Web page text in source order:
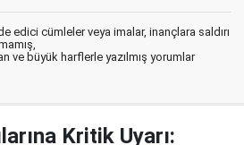
edici cümleler veya imalar, inançlara saldırı
ve büyük harflerle yazılmış yorumlar
Kritik Uyarı: